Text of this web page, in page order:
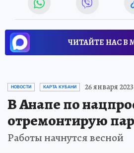
ЧИТАЙТЕ НАС В
НОВОСТИ КАРТА КУБАНИ 26 января 2023
В Анапе по
отремонтирую
Работы начнутся весной